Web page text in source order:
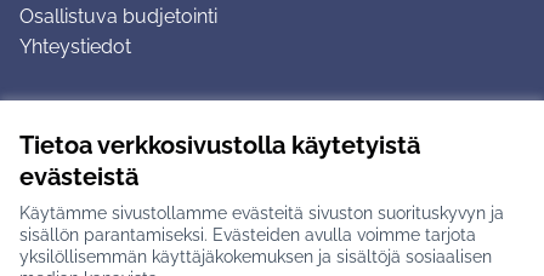
Tietoa verkkosivustolla käytetyistä
evästeistä
Käytämme sivustollamme evästeitä sivuston suorituskyvyn ja
sisällön parantamiseksi. Evästeiden avulla voimme tarjota
yksilöllisemmän käyttäjäkokemuksen ja sisältöjä sosiaalisen
Osallistuva budjetointi
Yhteystiedot
Ohjeet kirjautumiseen
Ohjeet kommentin jättämiseen